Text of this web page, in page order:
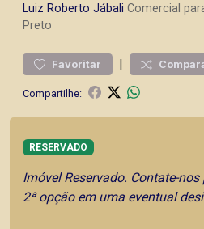
Luiz Roberto Jábali Comercial
Preto
Favoritar |
Compartilhe:
RESERVADO
Imóvel Reservado. Contate-
2ª opção em uma eventual